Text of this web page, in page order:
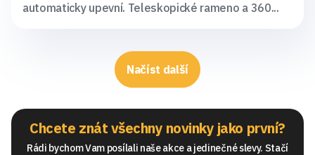
automaticky upevní. Teleskopické rameno a 360...
Načíst další
Chcete znát všechny novinky jako první?
Rádi bychom Vam posílali naše akce a jedinečné slevy. Stačí